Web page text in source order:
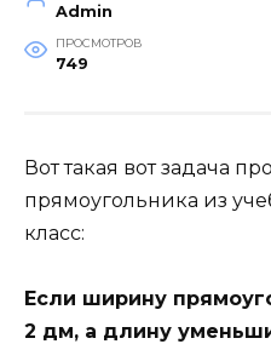
Admin
ПРОСМОТРОВ
749
Вот такая вот задача
прямоугольника из
класс:
Если ширину
2 дм, а длину